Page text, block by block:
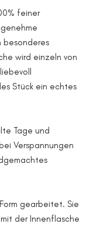
feiner
besonderes
wird einzeln von
Stück ein echtes
Tage und
Verspannungen
gearbeitet. Sie
der Innenflasche